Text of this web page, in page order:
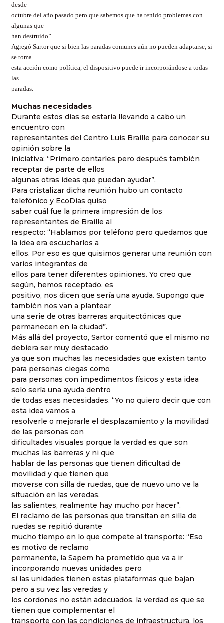
desde
octubre del año pasado pero que sabemos que ha tenido problemas con
algunas que
han destruido”.
Agregó Sartor que si bien las paradas comunes aún no pueden adaptarse, si
se toma
esta acción como política, el dispositivo puede ir incorporándose a todas
las
paradas.
Muchas necesidades
Durante estos días se estaría llevando a cabo un
encuentro con
representantes del Centro Luis Braille para conocer su
opinión sobre la
iniciativa: “Primero contarles pero después también
receptar de parte de ellos
algunas otras ideas que puedan ayudar”.
Para cristalizar dicha reunión hubo un contacto
telefónico y EcoDias quiso
saber cuál fue la primera impresión de los
representantes de Braille al
respecto: “Hablamos por teléfono pero quedamos que
la idea era escucharlos a
ellos. Por eso es que quisimos generar una reunión con
varios integrantes de
ellos para tener diferentes opiniones. Yo creo que
según, hemos receptado, es
positivo, nos dicen que sería una ayuda. Supongo que
también nos van a plantear
una serie de otras barreras arquitectónicas que
permanecen en la ciudad”.
Más allá del proyecto, Sartor comentó que el mismo no
debiera ser muy destacado
ya que son muchas las necesidades que existen tanto
para personas ciegas como
para personas con impedimentos físicos y esta idea
solo sería una ayuda dentro
de todas esas necesidades. “Yo no quiero decir que con
esta idea vamos a
resolverle o mejorarle el desplazamiento y la movilidad
de las personas con
dificultades visuales porque la verdad es que son
muchas las barreras y ni que
hablar de las personas que tienen dificultad de
movilidad y que tienen que
moverse con silla de ruedas, que de nuevo uno ve la
situación en las veredas,
las salientes, realmente hay mucho por hacer”.
El reclamo de las personas que transitan en silla de
ruedas se repitió durante
mucho tiempo en lo que compete al transporte: “Eso
es motivo de reclamo
permanente, la Sapem ha prometido que va a ir
incorporando nuevas unidades pero
si las unidades tienen estas plataformas que bajan
pero a su vez las veredas y
los cordones no están adecuados, la verdad es que se
tienen que complementar el
transporte con las condiciones de infraestructura, los